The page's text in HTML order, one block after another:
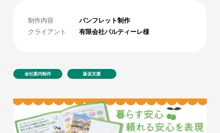
制作内容
パンフレット制作
クライアント
有限会社パルティーレ様
会社案内制作 販促支援